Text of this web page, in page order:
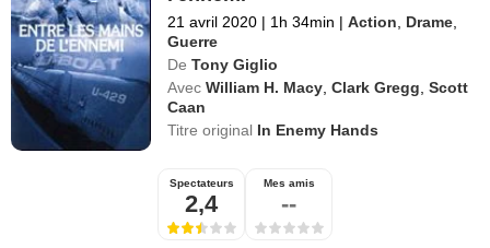
21 avril 2020 | 1h 34min | Action Drame
Guerre
De Tony Giglio
Avec William H. Macy ,Clark Gregg ,Scott
Caan
Titre original In Enemy Hands
Spectateurs
2,4
Mes amis
--